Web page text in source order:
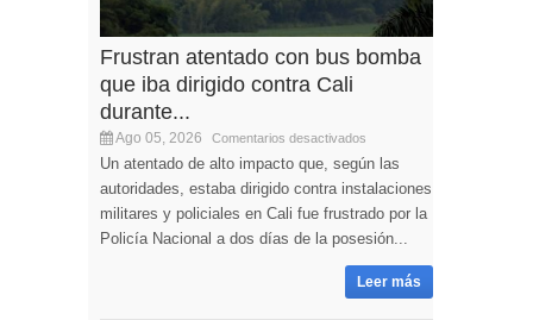
Frustran atentado con bus bomba
que iba dirigido contra Cali
durante...
Ago 05, 2026 Comentarios desactivados
Un atentado de alto impacto que, según las
autoridades, estaba dirigido contra instalaciones
militares y policiales en Cali fue frustrado por la
Policía Nacional a dos días de la posesión...
Leer más